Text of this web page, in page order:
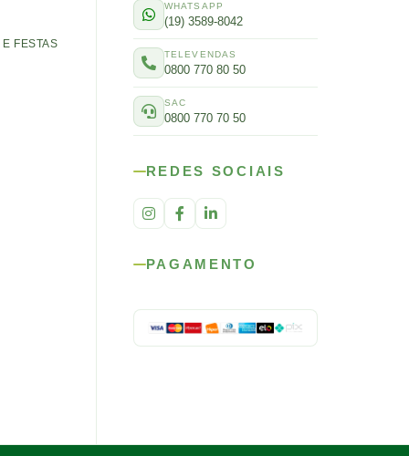
FESTAS
WHATSAPP
(19) 3589-8042
TELEVENDAS
0800 770 80 50
SAC
0800 770 70 50
REDES SOCIAIS
PAGAMENTO